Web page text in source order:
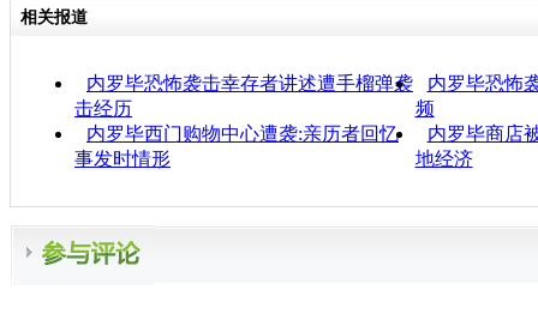
相关报道
内罗毕恐怖袭击幸存者讲述遭手榴弹袭
击经历
内罗毕恐怖
频
内罗毕西门购物中心遭袭:亲历者回忆
事发时情形
内罗毕商店
地经济